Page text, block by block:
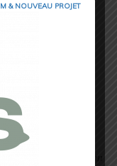
avec de plus en
& NOUVEAU PROJET